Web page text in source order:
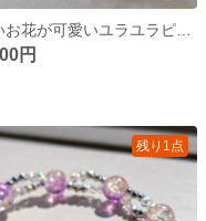
円
残り1点